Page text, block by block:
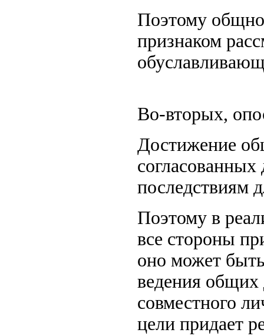
Поэтому
признаком
Во-вторых,
Достижение
последствиям
Поэтому в
все стороны
оно может
ведения общих
совместного
цели придает